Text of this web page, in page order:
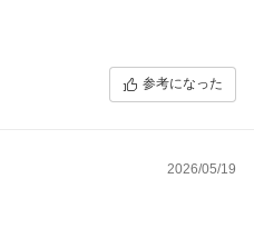
参考になった
2026/05/19